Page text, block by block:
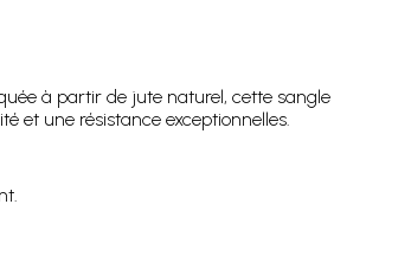
à partir de jute naturel, cette sangle
et une résistance exceptionnelles.